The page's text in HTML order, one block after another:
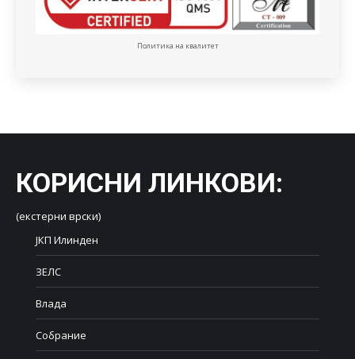
Политика на квалитет
КОРИСНИ ЛИНКОВИ:
(екстерни врски)
ЈКП Илинден
ЗЕЛС
Влада
Собрание